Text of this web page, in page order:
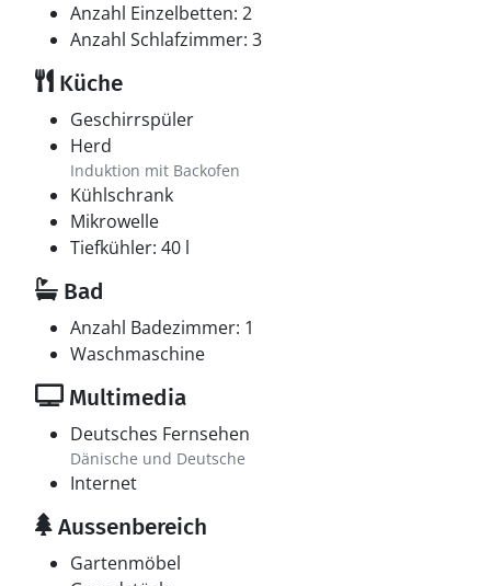
Anzahl Einzelbetten: 2
Anzahl Schlafzimmer: 3
Küche
Geschirrspüler
Herd
Induktion mit Backofen
Kühlschrank
Mikrowelle
Tiefkühler: 40 l
Bad
Anzahl Badezimmer: 1
Waschmaschine
Multimedia
Deutsches Fernsehen
Dänische und Deutsche
Internet
Aussenbereich
Gartenmöbel